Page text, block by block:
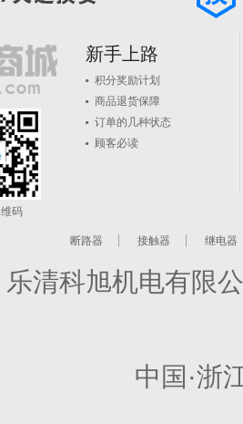
码
新手上路
积分奖励计划
商品退货保障
订单的几种状态
顾客必读
断路器 接触器 继电器
清科旭机电有限
中国·浙